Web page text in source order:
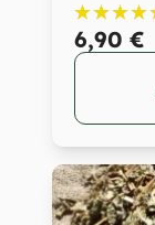
6,90 €